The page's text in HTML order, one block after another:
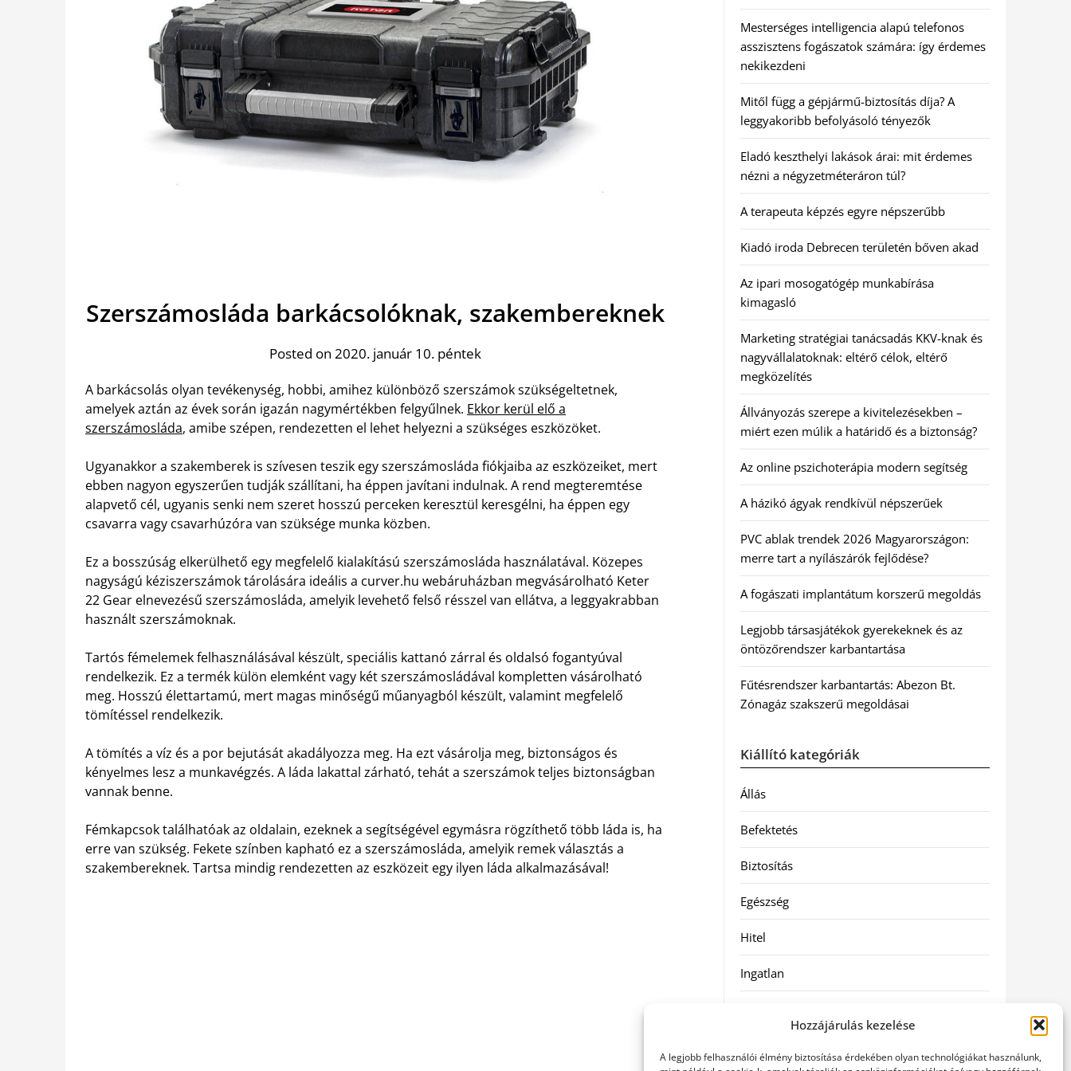
Hozzájárulás kezelése
A legjobb felhasználói élmény biztosítása érdekében olyan technológiákat használunk,
Szerszámosláda barkácsolóknak, szakembereknek
Posted on 2020. január 10. péntek
A barkácsolás olyan tevékenység, hobbi, amihez különböző szerszámok szükségeltetnek,
amelyek aztán az évek során igazán nagymértékben felgyűlnek. Ekkor kerül elő a
szerszámosláda, amibe szépen, rendezetten el lehet helyezni a szükséges eszközöket.
Ugyanakkor a szakemberek is szívesen teszik egy szerszámosláda fiókjaiba az eszközeiket, mert
ebben nagyon egyszerűen tudják szállítani, ha éppen javítani indulnak. A rend megteremtése
alapvető cél, ugyanis senki nem szeret hosszú perceken keresztül keresgélni, ha éppen egy
csavarra vagy csavarhúzóra van szüksége munka közben.
Ez a bosszúság elkerülhető egy megfelelő kialakítású szerszámosláda használatával. Közepes
nagyságú kéziszerszámok tárolására ideális a curver.hu webáruházban megvásárolható Keter
22 Gear elnevezésű szerszámosláda, amelyik levehető felső résszel van ellátva, a leggyakrabban
használt szerszámoknak.
Tartós fémelemek felhasználásával készült, speciális kattanó zárral és oldalsó fogantyúval
rendelkezik. Ez a termék külön elemként vagy két szerszámosládával kompletten vásárolható
meg. Hosszú élettartamú, mert magas minőségű műanyagból készült, valamint megfelelő
tömítéssel rendelkezik.
A tömítés a víz és a por bejutását akadályozza meg. Ha ezt vásárolja meg, biztonságos és
kényelmes lesz a munkavégzés. A láda lakattal zárható, tehát a szerszámok teljes biztonságban
vannak benne.
Fémkapcsok találhatóak az oldalain, ezeknek a segítségével egymásra rögzíthető több láda is, ha
erre van szükség. Fekete színben kapható ez a szerszámosláda, amelyik remek választás a
szakembereknek. Tartsa mindig rendezetten az eszközeit egy ilyen láda alkalmazásával!
Mesterséges intelligencia alapú telefonos
asszisztens fogászatok számára: így érdemes
nekikezdeni
Mitől függ a gépjármű-biztosítás díja? A
leggyakoribb befolyásoló tényezők
Eladó keszthelyi lakások árai: mit érdemes
nézni a négyzetméteráron túl?
A terapeuta képzés egyre népszerűbb
Kiadó iroda Debrecen területén bőven akad
Az ipari mosogatógép munkabírása
kimagasló
Marketing stratégiai tanácsadás KKV-knak és
nagyvállalatoknak: eltérő célok, eltérő
megközelítés
Állványozás szerepe a kivitelezésekben –
miért ezen múlik a határidő és a biztonság?
Az online pszichoterápia modern segítség
A házikó ágyak rendkívül népszerűek
PVC ablak trendek 2026 Magyarországon:
merre tart a nyílászárók fejlődése?
A fogászati implantátum korszerű megoldás
Legjobb társasjátékok gyerekeknek és az
öntözőrendszer karbantartása
Fűtésrendszer karbantartás: Abezon Bt.
Zónagáz szakszerű megoldásai
Kiállító kategóriák
Állás
Befektetés
Biztosítás
Egészség
Hitel
Ingatlan